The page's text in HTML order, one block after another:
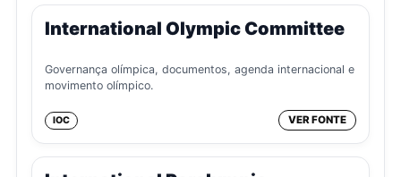
International Olympic Committee
Governança olímpica, documentos, agenda internacional e
movimento olímpico.
IOC VER FONTE